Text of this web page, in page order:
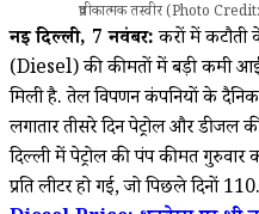
प्रतीकात्मक तस्वीर (Photo
नई दिल्ली, 7 नवंबर:करों में
(Diesel) की कीमतों में बड़ी कमी
मिली है. तेल विपणन कंपनियों के
लगातार तीसरे दिन पेट्रोल और
दिल्ली में पेट्रोल की पंप कीमत
प्रति लीटर हो गई, जो पिछले दिनों